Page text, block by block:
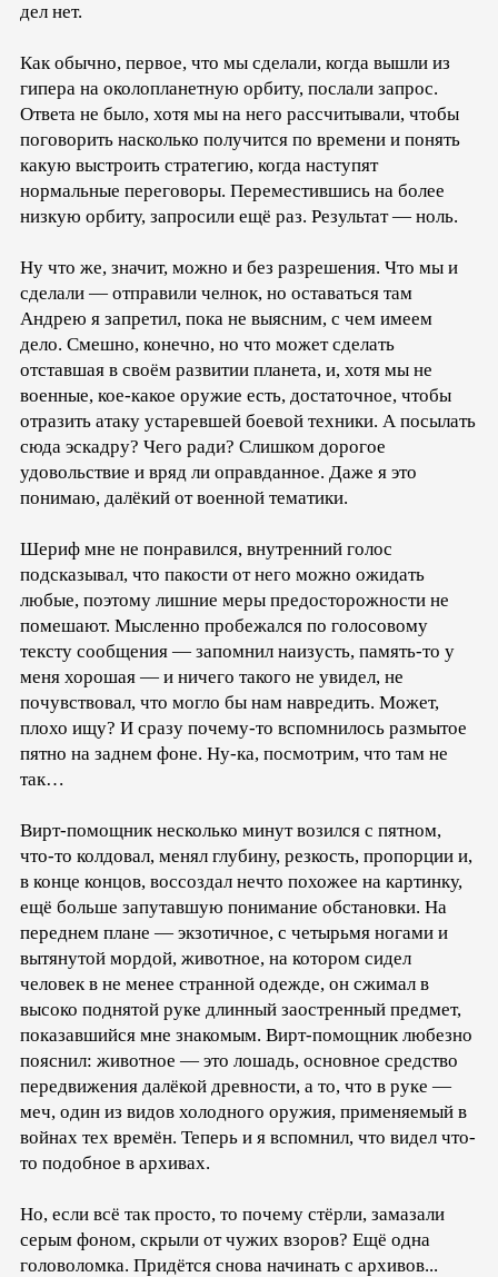
дел нет.
Как обычно, первое, что мы сделали, когда вышли из
гипера на околопланетную орбиту, послали запрос.
Ответа не было, хотя мы на него рассчитывали, чтобы
поговорить насколько получится по времени и понять
какую выстроить стратегию, когда наступят
нормальные переговоры. Переместившись на более
низкую орбиту, запросили ещё раз. Результат — ноль.
Ну что же, значит, можно и без разрешения. Что мы и
сделали — отправили челнок, но оставаться там
Андрею я запретил, пока не выясним, с чем имеем
дело. Смешно, конечно, но что может сделать
отставшая в своём развитии планета, и, хотя мы не
военные, кое-какое оружие есть, достаточное, чтобы
отразить атаку устаревшей боевой техники. А посылать
сюда эскадру? Чего ради? Слишком дорогое
удовольствие и вряд ли оправданное. Даже я это
понимаю, далёкий от военной тематики.
Шериф мне не понравился, внутренний голос
подсказывал, что пакости от него можно ожидать
любые, поэтому лишние меры предосторожности не
помешают. Мысленно пробежался по голосовому
тексту сообщения — запомнил наизусть, память-то у
меня хорошая — и ничего такого не увидел, не
почувствовал, что могло бы нам навредить. Может,
плохо ищу? И сразу почему-то вспомнилось размытое
пятно на заднем фоне. Ну-ка, посмотрим, что там не
так…
Вирт-помощник несколько минут возился с пятном,
что-то колдовал, менял глубину, резкость, пропорции и,
в конце концов, воссоздал нечто похожее на картинку,
ещё больше запутавшую понимание обстановки. На
переднем плане — экзотичное, с четырьмя ногами и
вытянутой мордой, животное, на котором сидел
человек в не менее странной одежде, он сжимал в
высоко поднятой руке длинный заостренный предмет,
показавшийся мне знакомым. Вирт-помощник любезно
пояснил: животное — это лошадь, основное средство
передвижения далёкой древности, а то, что в руке —
меч, один из видов холодного оружия, применяемый в
войнах тех времён. Теперь и я вспомнил, что видел что-
то подобное в архивах.
Но, если всё так просто, то почему стёрли, замазали
серым фоном, скрыли от чужих взоров? Ещё одна
головоломка. Придётся снова начинать с архивов...